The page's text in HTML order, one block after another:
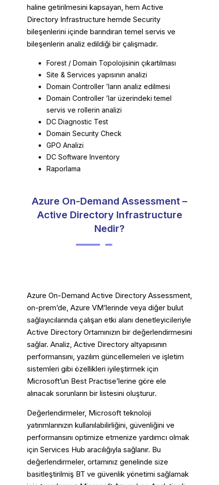
haline getirilmesini kapsayan, hem Active
Directory Infrastructure hemde Security
bileşenlerini içinde barındıran temel servis ve
bileşenlerin analiz edildiği bir çalışmadır.
Forest / Domain Topolojisinin çıkartılması
Site & Services yapısının analizi
Domain Controller ’ların analiz edilmesi
Domain Controller ’lar üzerindeki temel
servis ve rollerin analizi
DC Diagnostic Test
Domain Security Check
GPO Analizi
DC Software Inventory
Raporlama
Azure On-Demand Assessment –
Active Directory Infrastructure
Nedir?
Azure On-Demand Active Directory Assessment,
on-prem’de, Azure VM’lerinde veya diğer bulut
sağlayıcılarında çalışan etki alanı denetleyicileriyle
Active Directory Ortamınızın bir değerlendirmesini
sağlar. Analiz, Active Directory altyapısının
performansını, yazılım güncellemeleri ve işletim
sistemleri gibi özellikleri iyileştirmek için
Microsoft’un Best Practise’lerine göre ele
alınacak sorunların bir listesini oluşturur.
Değerlendirmeler, Microsoft teknoloji
yatırımlarınızın kullanılabilirliğini, güvenliğini ve
performansını optimize etmenize yardımcı olmak
için Services Hub aracılığıyla sağlanır. Bu
değerlendirmeler, ortamınız genelinde size
basitleştirilmiş BT ve güvenlik yönetimi sağlamak